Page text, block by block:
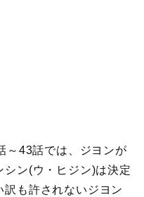
～43話では、ジヨンが
ン(ウ・ヒジン)は決定
も許されないジヨン